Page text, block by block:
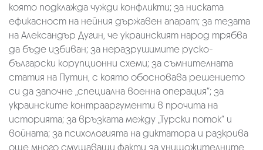
която подклажда чужди конфликти; за ниската
ефикасност на нейния държавен апарат; за тезата
на Александър Дугин, че украинският народ трябва
да бъде избиван; за неразрушимите руско-
български корупционни схеми; за съмнителната
статия на Путин, с която обосновава решението
си да започне „специална военна операция“; за
украинските контрааргументи в прочита на
историята; за връзката между „Турски поток“ и
войната; за психологията на диктатора и разкрива
още много смущаващи факти за унищожителните